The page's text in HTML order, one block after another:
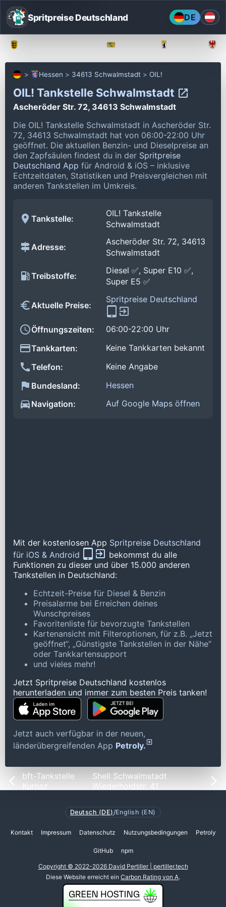
Spritpreise Deutschland DE
Hessen 34613 Schwalmstadt OIL!
OIL! Tankstelle Schwalmstadt
Ascheröder Str. 72, 34613 Schwalmstadt
Die OIL! Tankstelle Schwalmstadt in Ascheröder Str.
72, 34613 Schwalmstadt hat von 06:00-22:00 Uhr
geöffnet. Die aktuellen Benzin- und Dieselpreise an
den Zapfsäulen findest du in der Spritpreise
Deutschland App für Android & iOS – inklusive
Echtzeitdaten, Statistiken und Preisvergleichen mit
anderen Tankstellen im Umkreis.
Tankstelle:
OIL! Tankstelle
Schwalmstadt
Adresse:
Ascheröder Str. 72, 34613
Schwalmstadt
Treibstoffe:
Diesel ✅, Super E10 ✅,
Super E5 ✅
Aktuelle Preise:
Spritpreise Deutschland
Öffnungszeiten:
06:00-22:00 Uhr
Tankkarten:
Keine Tankkarten bekannt
Telefon:
Keine Angabe
Bundesland:
Hessen
Navigation:
Auf Google Maps öffnen
Mit der kostenlosen App Spritpreise Deutschland
für iOS & Android
bekommst du alle
Funktionen zu dieser und über 15.000 anderen
Tankstellen in Deutschland:
Echtzeit-Preise für Diesel & Benzin
Preisalarme bei Erreichen deines
Wunschpreises
Favoritenliste für bevorzugte Tankstellen
Kartenansicht mit Filteroptionen, für z.B. „Jetzt
geöffnet“, „Günstigste Tankstellen in der Nähe“
oder Tankkartensupport
und vieles mehr!
Jetzt Spritpreise Deutschland kostenlos
herunterladen und immer zum besten Preis tanken!
Jetzt auch verfügbar in der neuen,
länderübergreifenden App Petroly.
bft-Tankstelle
Kurnaz
Shell Schwalmstadt
Wiederholdstr. 41
Deutsch (DE) /English (EN)
Kontakt Impressum Datenschutz Nutzungsbedingungen Petroly
GitHub npm
Copyright © 2022-2026 David Pertiller | pertiller.tech
Diese Website erreicht ein Carbon Rating von A.